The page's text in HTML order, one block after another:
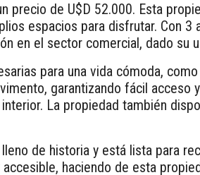
precio de U$D 52.000. Esta
espacios para disfrutar. Con
en el sector comercial, dado su
para una vida cómoda,
garantizando fácil
La propiedad también
de historia y está lista para
haciendo de esta